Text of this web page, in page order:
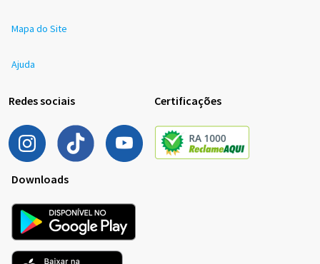
Mapa do Site
Ajuda
Redes sociais Certificações
Downloads